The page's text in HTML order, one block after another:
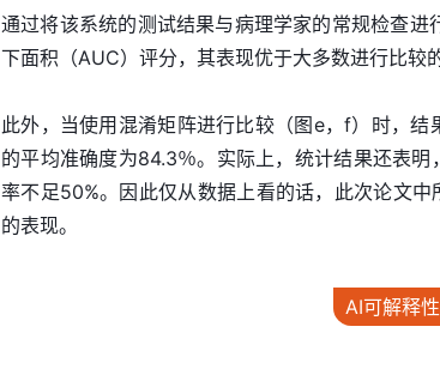
通过将该系统的测试结果与病理学家的常规检查
下面积（AUC）评分，其表现优于大多数进行比较
此外，当使用混淆矩阵进行比较（图e，f）时，
的平均准确度为84.3％。实际上，统计结果还表
率不足50%。因此仅从数据上看的话，此次论文
的表现。
AI可解释